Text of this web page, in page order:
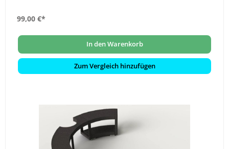
99,00 €*
In den Warenkorb
Zum Vergleich hinzufügen